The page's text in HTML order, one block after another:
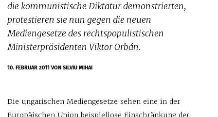
die kommunistische Diktatur demonstrierten,
protestieren sie nun gegen die neuen
Mediengesetze des rechtspopulistischen
Ministerpräsidenten Viktor Orbán.
10. FEBRUAR 2011VON SILVIU MIHAI
Die ungarischen Mediengesetze sehen eine in der
Europäischen Union beispiellose Einschränkung der